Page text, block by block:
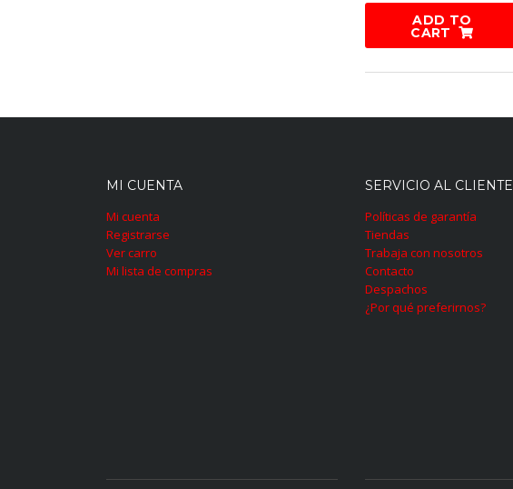
ADD TO
CART
MI CUENTA
Mi cuenta
Registrarse
Ver carro
Mi lista de compras
SERVICIO AL CLIENTE
Políticas de garantía
Tiendas
Trabaja con nosotros
Contacto
Despachos
¿Por qué preferirnos?